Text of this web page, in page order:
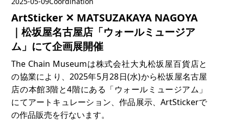
ArtSticker ✕ MATSUZAKAYA NAGOYA
｜松坂屋名古屋店「ウォールミュージア
ム」にて企画展開催
The Chain Museumは株式会社大丸松坂屋百貨店と
の協業により、2025年5月28日(水)から松坂屋名古屋
店の本館3階と4階にある「ウォールミュージアム」
にてアートキュレーション、作品展示、ArtStickerで
の作品販売を行ないます。